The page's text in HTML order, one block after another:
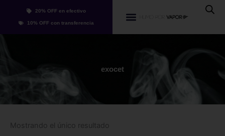
20% OFF en efectivo
10% OFF con transferencia Whatsapp
exocet
Mostrando el único resultado